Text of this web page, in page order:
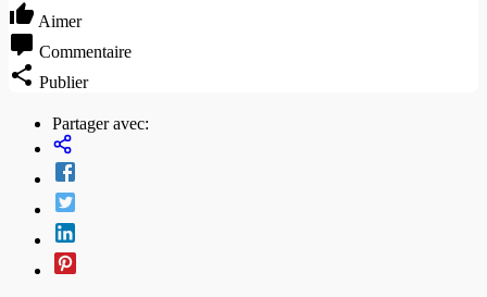
Aimer
Commentaire
Publier
Partager avec: